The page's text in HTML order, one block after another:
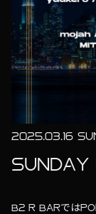
2025.03.16
B2 R BARでは